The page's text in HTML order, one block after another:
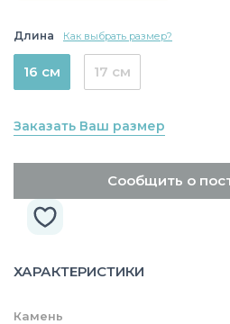
Длина Как выбрать размер?
16 см 17 см
Заказать Ваш размер
Сообщить о
ХАРАКТЕРИСТИКИ
Камень